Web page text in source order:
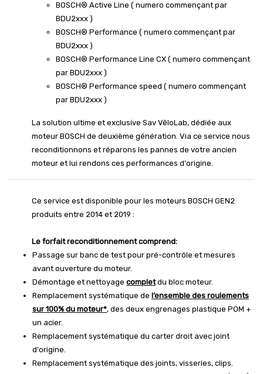
BOSCH® Active Line ( numero commençant par
BDU2xxx )
BOSCH® Performance ( numero commençant par
BDU2xxx )
BOSCH® Performance Line CX ( numero commençant
par BDU2xxx )
BOSCH® Performance speed ( numero commençant
par BDU2xxx )
La solution ultime et exclusive Sav VēloLab, dédiée aux
moteur BOSCH de deuxième génération. Via ce service nous
reconditionnons et réparons les pannes de votre ancien
moteur et lui rendons ces performances d'origine.
Ce service est disponible pour les moteurs BOSCH GEN2
produits entre 2014 et 2019 :
Le forfait reconditionnement comprend:
Passage sur banc de test pour pré-contrôle et mesures
avant ouverture du moteur.
Démontage et nettoyage completdu bloc moteur.
Remplacement systématique de l’ensemble des roulements
sur 100% du moteur*, des deux engrenages plastique POM +
un acier.
Remplacement systématique du carter droit avec joint
d'origine.
Remplacement systématique des joints, visseries, clips.